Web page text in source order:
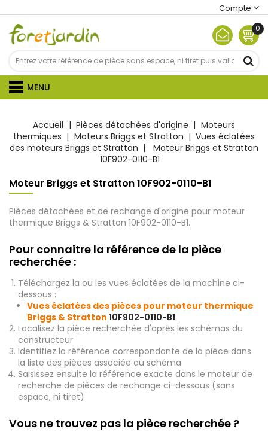
Compte
0
MENU
Accueil Pièces détachées d'origine
Moteurs
thermiques
Moteurs Briggs et Stratton
Vues éclatées
des moteurs Briggs et Stratton
Moteur Briggs et Stratton
10F902-0110-B1
Moteur Briggs et Stratton 10F902-0110-B1
Pièces détachées et de rechange d'origine pour moteur
thermique Briggs & Stratton 10F902-0110-B1.
Pour connaitre la référence de la pièce
recherchée :
Téléchargez la ou les vues éclatées de la machine ci-
dessous :
Vues éclatées des pièces pour moteur thermique
Briggs & Stratton 10F902-0110-B1
Localisez la pièce recherchée d'après les schémas du
constructeur
Identifiez la référence correspondante de la pièce dans
la liste des pièces associée au schéma
Saisissez ensuite la référence exacte dans le moteur de
recherche de pièces de rechange ci-dessous (sans
espace, ni tiret)
Vous ne trouvez pas la pièce recherchée ?